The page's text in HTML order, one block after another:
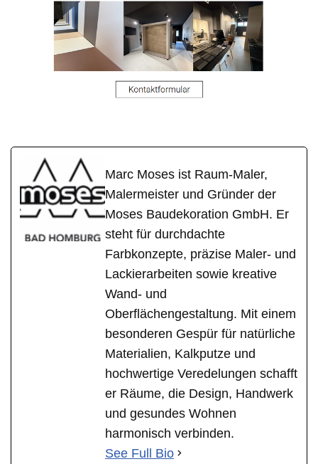
Marc Moses ist Raum-Maler,
Malermeister und Gründer der
Moses Baudekoration GmbH. Er
steht für durchdachte
Farbkonzepte, präzise Maler- und
Lackierarbeiten sowie kreative
Wand- und
Oberflächengestaltung. Mit einem
besonderen Gespür für natürliche
Materialien, Kalkputze und
hochwertige Veredelungen schafft
er Räume, die Design, Handwerk
und gesundes Wohnen
harmonisch verbinden.
See Full Bio